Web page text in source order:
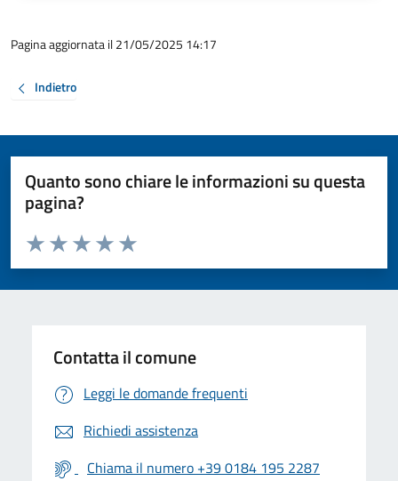
Pagina aggiornata il 21/05/2025 14:17
Indietro
Quanto sono chiare le informazioni su questa
pagina?
Valuta da 1 a 5 stelle la pagina
Valuta 5 stelle su 5
Valuta 4 stelle su 5
Valuta 3 stelle su 5
Valuta 2 stelle su 5
Valuta 1 stelle su 5
Contatta il comune
Leggi le domande frequenti
Richiedi assistenza
Chiama il numero +39 0184 195 2287